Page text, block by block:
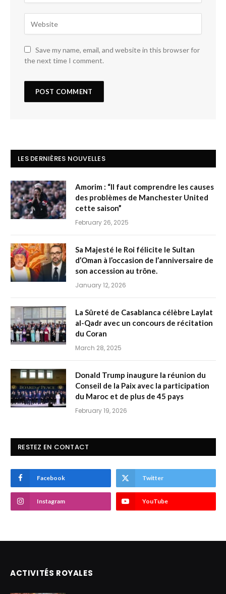
Save my name, email, and website in this browser for
the next time I comment.
LES DERNIÈRES NOUVELLES
Amorim : “Il faut comprendre les causes
des problèmes de Manchester United
cette saison”
February 26, 2025
Sa Majesté le Roi félicite le Sultan
d’Oman à l’occasion de l’anniversaire de
son accession au trône.
January 12, 2026
La Sûreté de Casablanca célèbre Laylat
al-Qadr avec un concours de récitation
du Coran
March 28, 2025
Donald Trump inaugure la réunion du
Conseil de la Paix avec la participation
du Maroc et de plus de 45 pays
February 19, 2026
RESTEZ EN CONTACT
Facebook Twitter
Instagram YouTube
ACTIVITÉS ROYALES